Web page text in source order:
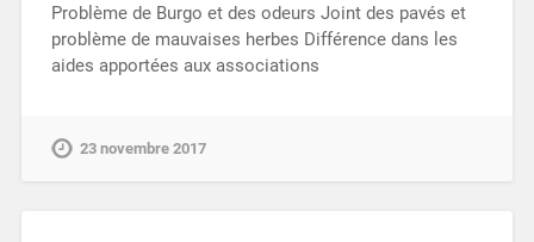
Problème de Burgo et des odeurs Joint des pavés et
problème de mauvaises herbes Différence dans les
aides apportées aux associations
23 novembre 2017